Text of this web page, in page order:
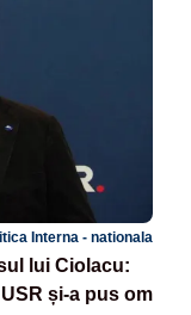
Interna - nationala
lui Ciolacu:
și-a pus om